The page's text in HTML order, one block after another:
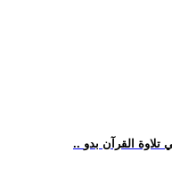
تلاوة القرآن بدو